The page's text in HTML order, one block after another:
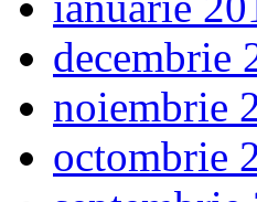
decembrie
noiembrie
octombrie